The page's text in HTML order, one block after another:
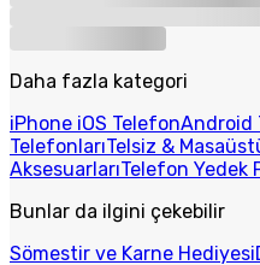
Daha fazla kategori
iPhone iOS TelefonAndroid
TelefonlarıTelsiz &
AksesuarlarıTelefon Yedek
Bunlar da ilgini çekebilir
Sömestir ve Karne Hediyesi